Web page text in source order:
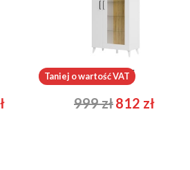
Barris 15
999zł812 zł
Taniej o wartość VAT